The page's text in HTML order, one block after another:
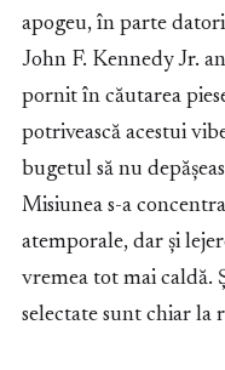
apogeu, în parte
John F. Kennedy Jr.
pornit în căutarea
potrivească acestui
bugetul să nu
Misiunea s-a
atemporale, dar și
vremea tot mai caldă.
selectate sunt chiar la